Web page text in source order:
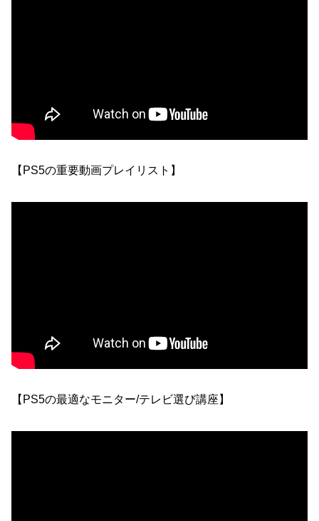
【PS5の重要動画プレイリスト】
【PS5の最適なモニター/テレビ選び講座】